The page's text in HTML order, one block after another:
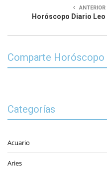
ANTERIOR
Horóscopo Diario Leo
Comparte Horóscopo
Categorías
Acuario
Aries